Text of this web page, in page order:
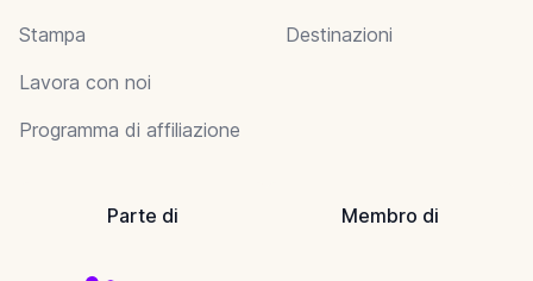
Stampa
Lavora con noi
Programma di affiliazione
Destinazioni
Parte di Membro di